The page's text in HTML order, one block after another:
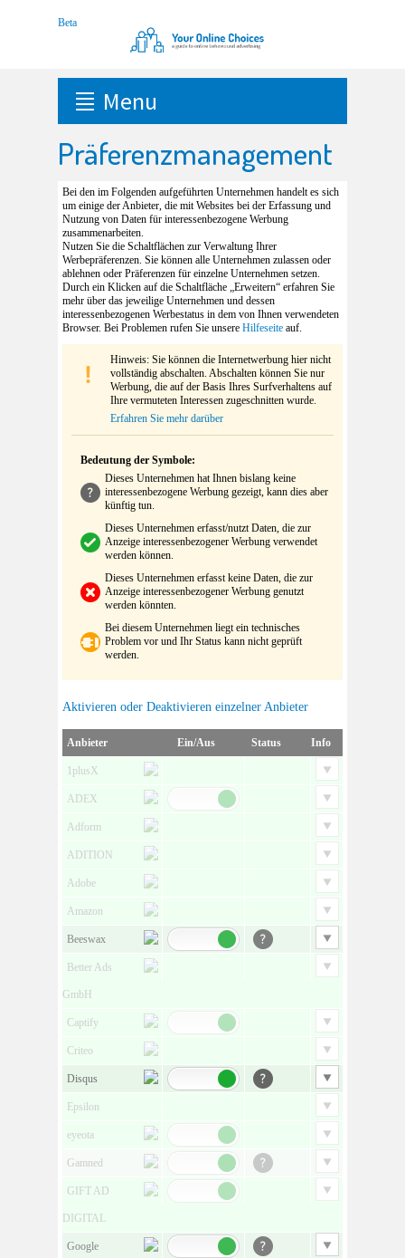
Menu
Präferenzmanagement
Bei den im Folgenden aufgeführten Unternehmen handelt es sich
um einige der Anbieter, die mit Websites bei der Erfassung und
Nutzung von Daten für interessenbezogene Werbung
zusammenarbeiten.
Nutzen Sie die Schaltflächen zur Verwaltung Ihrer
Werbepräferenzen. Sie können alle Unternehmen zulassen oder
ablehnen oder Präferenzen für einzelne Unternehmen setzen.
Durch ein Klicken auf die Schaltfläche „Erweitern“ erfahren Sie
mehr über das jeweilige Unternehmen und dessen
interessenbezogenen Werbestatus in dem von Ihnen verwendeten
Browser. Bei Problemen rufen Sie unsere Hilfeseite auf.
Hinweis: Sie können die Internetwerbung hier nicht
vollständig abschalten. Abschalten können Sie nur
Werbung, die auf der Basis Ihres Surfverhaltens auf
Ihre vermuteten Interessen zugeschnitten wurde.
Erfahren Sie mehr darüber
Bedeutung der Symbole:
Dieses Unternehmen hat Ihnen bislang keine
interessenbezogene Werbung gezeigt, kann dies aber
künftig tun.
Dieses Unternehmen erfasst/nutzt Daten, die zur
Anzeige interessenbezogener Werbung verwendet
werden können.
Dieses Unternehmen erfasst keine Daten, die zur
Anzeige interessenbezogener Werbung genutzt
werden könnten.
Bei diesem Unternehmen liegt ein technisches
Problem vor und Ihr Status kann nicht geprüft
werden.